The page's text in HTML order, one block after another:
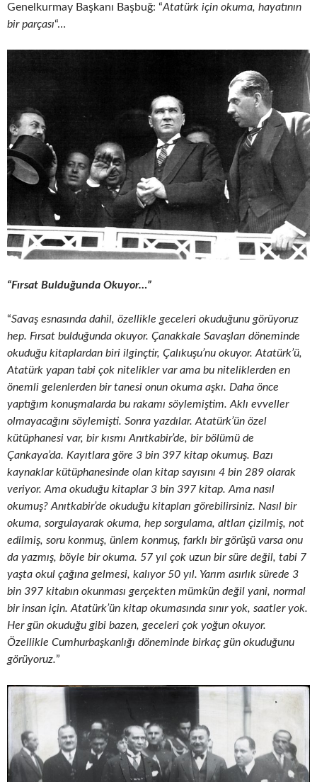
Genelkurmay Başkanı Başbuğ: “Atatürk için okuma, hayatının
bir parçası“…
“Fırsat Bulduğunda Okuyor…”
“Savaş esnasında dahil, özellikle geceleri okuduğunu görüyoruz
hep. Fırsat bulduğunda okuyor. Çanakkale Savaşları döneminde
okuduğu kitaplardan biri ilginçtir, Çalıkuşu’nu okuyor. Atatürk’ü,
Atatürk yapan tabi çok nitelikler var ama bu niteliklerden en
önemli gelenlerden bir tanesi onun okuma aşkı. Daha önce
yaptığım konuşmalarda bu rakamı söylemiştim. Aklı evveller
olmayacağını söylemişti. Sonra yazdılar. Atatürk’ün özel
kütüphanesi var, bir kısmı Anıtkabir’de, bir bölümü de
Çankaya’da. Kayıtlara göre 3 bin 397 kitap okumuş. Bazı
kaynaklar kütüphanesinde olan kitap sayısını 4 bin 289 olarak
veriyor. Ama okuduğu kitaplar 3 bin 397 kitap. Ama nasıl
okumuş? Anıtkabir’de okuduğu kitapları görebilirsiniz. Nasıl bir
okuma, sorgulayarak okuma, hep sorgulama, altları çizilmiş, not
edilmiş, soru konmuş, ünlem konmuş, farklı bir görüşü varsa onu
da yazmış, böyle bir okuma. 57 yıl çok uzun bir süre değil, tabi 7
yaşta okul çağına gelmesi, kalıyor 50 yıl. Yarım asırlık sürede 3
bin 397 kitabın okunması gerçekten mümkün değil yani, normal
bir insan için. Atatürk’ün kitap okumasında sınır yok, saatler yok.
Her gün okuduğu gibi bazen, geceleri çok yoğun okuyor.
Özellikle Cumhurbaşkanlığı döneminde birkaç gün okuduğunu
görüyoruz.”